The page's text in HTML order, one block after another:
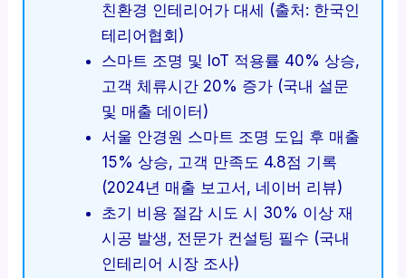
친환경 인테리어가 대세 (출처: 한국인
테리어협회)
스마트 조명 및 IoT 적용률 40% 상승,
고객 체류시간 20% 증가 (국내 설문
및 매출 데이터)
서울 안경원 스마트 조명 도입 후 매출
15% 상승, 고객 만족도 4.8점 기록
(2024년 매출 보고서, 네이버 리뷰)
초기 비용 절감 시도 시 30% 이상 재
시공 발생, 전문가 컨설팅 필수 (국내
인테리어 시장 조사)